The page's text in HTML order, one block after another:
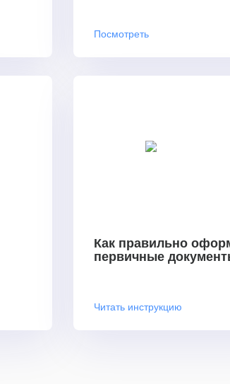
Посмотреть
Как правильно
первичные
Читать инструкцию